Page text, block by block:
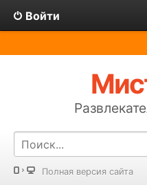
Войти
Полная версия сайта